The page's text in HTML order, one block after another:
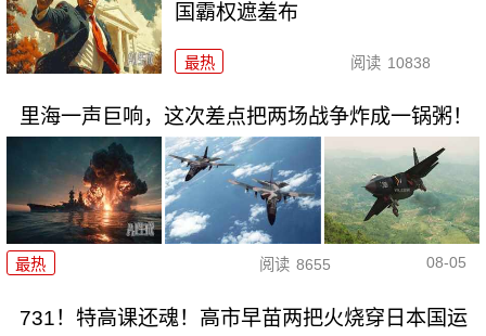
国霸权遮羞布
最热 阅读 10838
里海一声巨响，这次差点把两场战争炸成一锅粥！
最热 阅读 8655 08-05
731！特高课还魂！高市早苗两把火烧穿日本国运